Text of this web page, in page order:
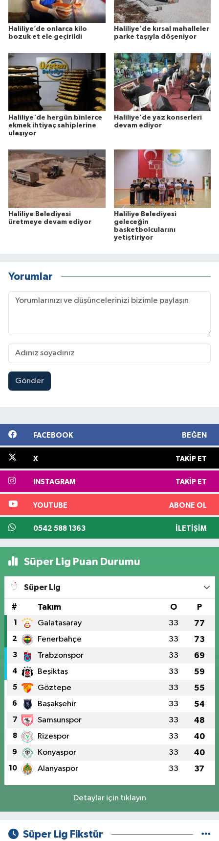
Haliliye’de onlarca kilo
bozuk et ele geçirildi
Haliliye'de kırsal mahalleler
parke taşıyla döşeniyor
Haliliye'de hergün binlerce
ekmek ihtiyaç sahiplerine
ulaşıyor
Haliliye'de yaz konserleri
devam ediyor
Haliliye Belediyesi
üretmeye devam ediyor
Haliliye Belediyesi
geleceğin
basketbolcularını
yetiştiriyor
Yorumlar
Gönder
FACEBOOK BEĞEN
X TAKIP ET
INSTAGRAM TAKIP ET
YOUTUBE ABONE OL
0542 588 1363 İLETIŞIM
Süper Lig Puan Durumu
Süper Lig
# Takım O P
1 Galatasaray 33 77
2 Fenerbahçe 33 73
3 Trabzonspor 33 69
4 Beşiktaş 33 59
5 Göztepe 33 55
6 Başakşehir 33 54
7 Samsunspor 33 48
8 Rizespor 33 40
9 Konyaspor 33 40
10 Alanyaspor 33 37
Detaylar için tıklayın
Süper Lig Fikstür